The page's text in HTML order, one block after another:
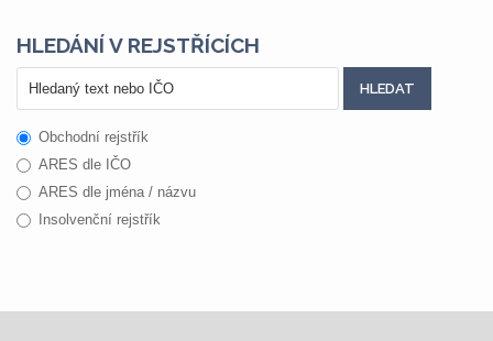
HLEDÁNÍ V REJSTŘÍCÍCH
Obchodní rejstřík
ARES dle IČO
ARES dle jména / názvu
Insolvenční rejstřík